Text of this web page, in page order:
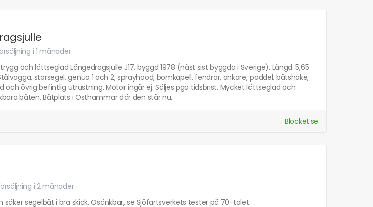
i 1 månader
och lättseglad Långedragsjulle J17, byggd 1978 (näst sist byggda i Sverige). Längd: 5,65
storsegel, genua 1 och 2, sprayhood, bomkapell, fendrar, ankare, paddel, båtshake,
och övrig befintlig utrustning. Motor ingår ej. Säljes pga tidsbrist. Mycket lättseglad och
båten. Båtplats i Östhammar där den står nu.
Blocket.se
i 2 månader
säker segelbåt i bra skick. Osänkbar, se Sjöfartsverkets tester på 70-talet: